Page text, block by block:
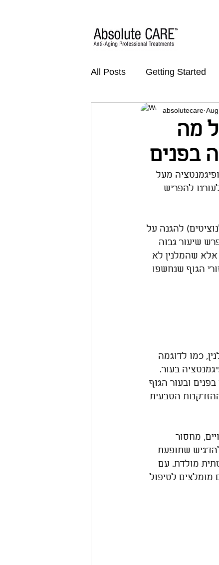
All Posts Getting Started
מה
בפנים
absolutecare
מעל
להפריש
להגנה על
שיעור גבוה
אלא שהמלנין לא
הגוף שנחשפו
כמו לדוגמה
בעור.
ובעור הגוף
הטבעית
מחסור
שתופעת
מולדת. עם
לטיפול